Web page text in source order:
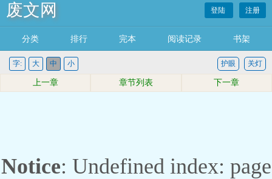
废文网 登陆 注册
分类 排行 完本 阅读记录 书架
字: 大 中 小 关灯
护眼
上一章 章节列表 下一章
Notice: Undefined index: page